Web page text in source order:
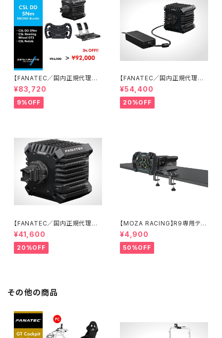
【FANATEC／国内正規代理店】
CSL DD 5 Nmオリジナルレー
シングバンドルセット
¥83,720
9%OFF
【FANATEC／国内正規代理店】
CSL DD QR2 (8Nmダイレクト
ドライブモーターベース)
¥54,400
20%OFF
【FANATEC／国内正規代理店】
CSL DD QR2 (5 Nmダイレク
トドライブモーターベース)
¥41,600
20%OFF
【MOZA RACING】R9専用テー
ブルクランプ
¥4,900
50%OFF
その他の商品